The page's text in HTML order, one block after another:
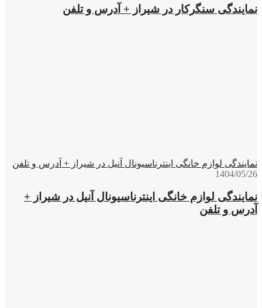
نمایندگی سنگرکار در شیراز + آدرس و تلفن
نمایندگی لوازم خانگی اینترناسیونال آنیل در شیراز + آدرس و تلفن
1404/05/26
نمایندگی لوازم خانگی اینترناسیونال آنیل در شیراز +
آدرس و تلفن